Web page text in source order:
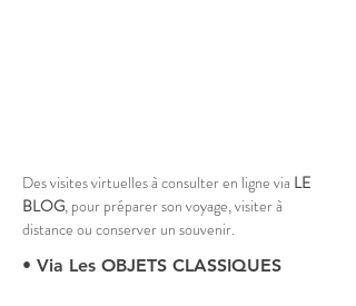
Des visites virtuelles à consulter en ligne via LE
BLOG, pour préparer son voyage, visiter à
distance ou conserver un souvenir.
• Via Les OBJETS CLASSIQUES